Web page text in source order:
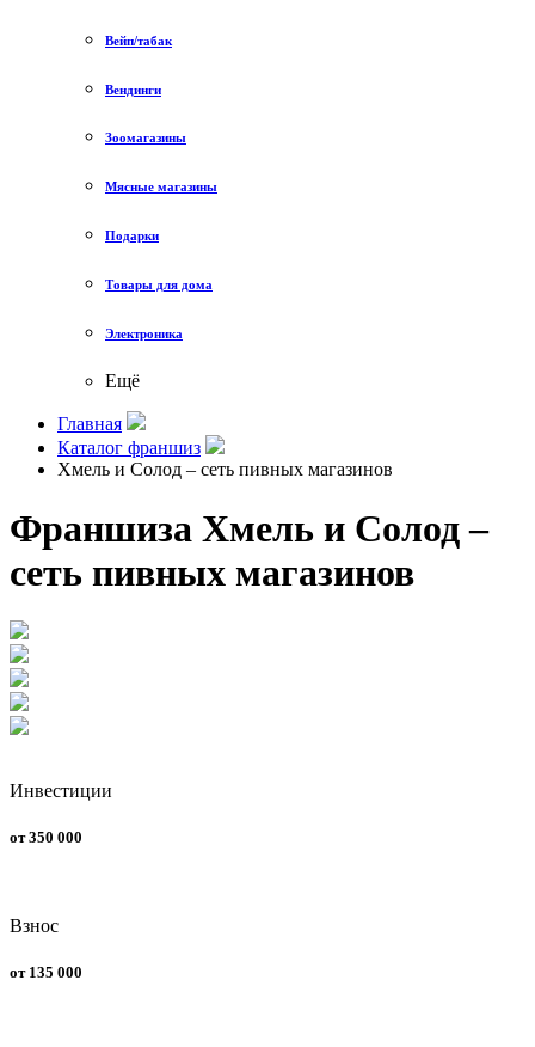
Вейп/табак
Вендинги
Зоомагазины
Мясные магазины
Подарки
Товары для дома
Электроника
Ещё
Главная
Каталог франшиз
Хмель и Солод – сеть пивных магазинов
Франшиза Хмель и Солод –
сеть пивных магазинов
Инвестиции
от 350 000
Взнос
от 135 000